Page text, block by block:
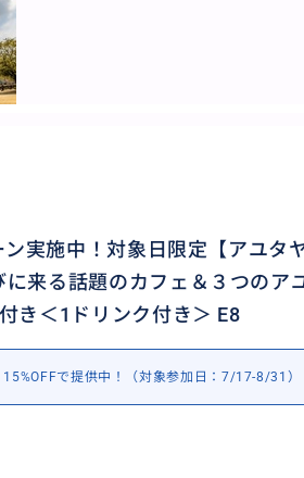
ン実施中！対象日限定【アユタ
来る話題のカフェ＆３つのア
き＜1ドリンク付き＞ E8
15%OFFで提供中！（対象参加日：7/17-8/31）